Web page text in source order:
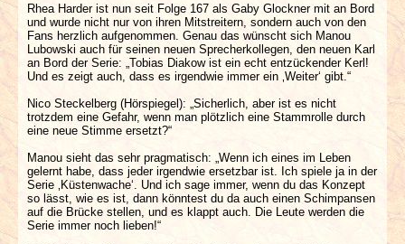
Rhea Harder ist nun seit Folge 167 als Gaby Glockner mit an Bord
und wurde nicht nur von ihren Mitstreitern, sondern auch von den
Fans herzlich aufgenommen. Genau das wünscht sich Manou
Lubowski auch für seinen neuen Sprecherkollegen, den neuen Karl
an Bord der Serie: „Tobias Diakow ist ein echt entzückender Kerl!
Und es zeigt auch, dass es irgendwie immer ein ‚Weiter‘ gibt.“
Nico Steckelberg (Hörspiegel): „Sicherlich, aber ist es nicht
trotzdem eine Gefahr, wenn man plötzlich eine Stammrolle durch
eine neue Stimme ersetzt?“
Manou sieht das sehr pragmatisch: „Wenn ich eines im Leben
gelernt habe, dass jeder irgendwie ersetzbar ist. Ich spiele ja in der
Serie ‚Küstenwache‘. Und ich sage immer, wenn du das Konzept
so lässt, wie es ist, dann könntest du da auch einen Schimpansen
auf die Brücke stellen, und es klappt auch. Die Leute werden die
Serie immer noch lieben!“